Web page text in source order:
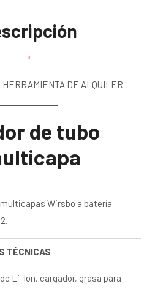
DE ALQUILER
de tubo
Wirsbo a batería
TÉCNICAS
Li-Ion, cargador, grasa para